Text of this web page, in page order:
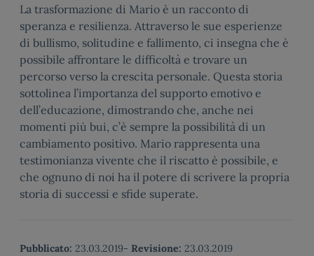
La trasformazione di Mario è un racconto di
speranza e resilienza. Attraverso le sue esperienze
di bullismo, solitudine e fallimento, ci insegna che è
possibile affrontare le difficoltà e trovare un
percorso verso la crescita personale. Questa storia
sottolinea l’importanza del supporto emotivo e
dell’educazione, dimostrando che, anche nei
momenti più bui, c’è sempre la possibilità di un
cambiamento positivo. Mario rappresenta una
testimonianza vivente che il riscatto è possibile, e
che ognuno di noi ha il potere di scrivere la propria
storia di successi e sfide superate.
Pubblicato: 23.03.2019- Revisione: 23.03.2019